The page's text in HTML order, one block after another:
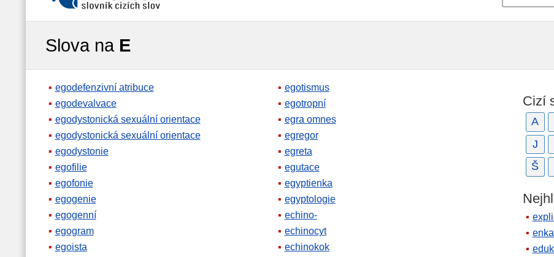
Slova na E
egodefenzivní atribuce
egodevalvace
egodystonická sexuální orientace
egodystonická sexuální orientace
egodystonie
egofilie
egofonie
egogenie
egogenní
egogram
egoista
egotismus
egotropní
egra omnes
egregor
egreta
egutace
egyptienka
egyptologie
echino-
echinocyt
echinokok
Cizí
A
J
Š